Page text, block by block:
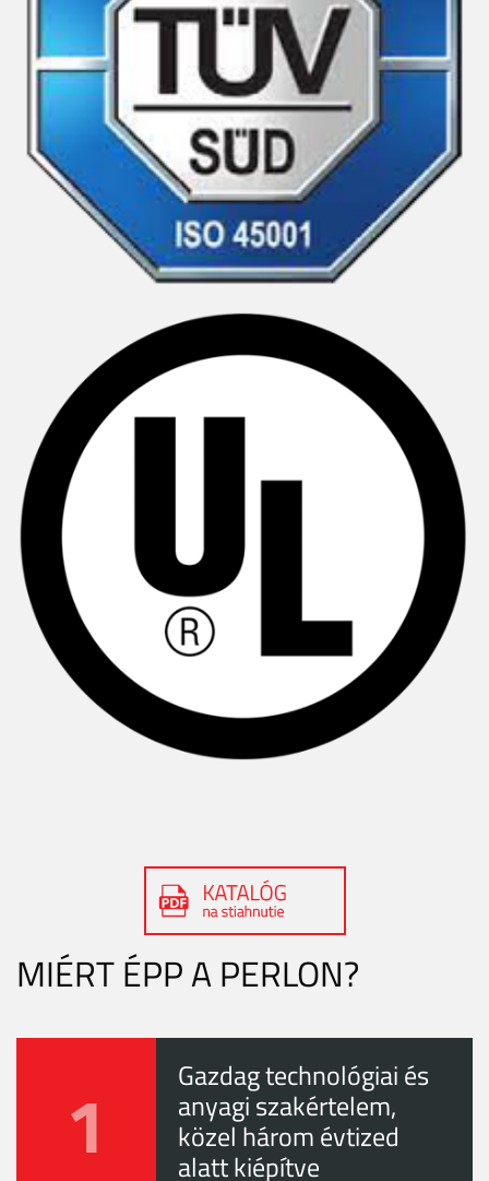
MIÉRT ÉPP A PERLON?
1 Gazdag technológiai és
anyagi szakértelem,
közel három évtized
alatt kiépítve